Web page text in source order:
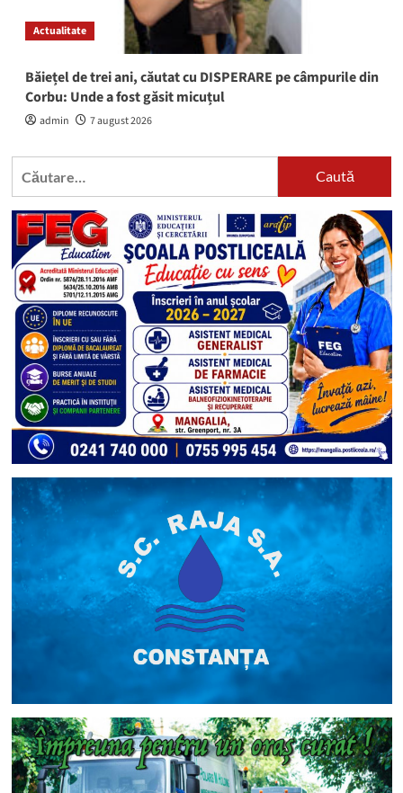
Actualitate
Băiețel de trei ani, căutat cu DISPERARE pe câmpurile din
Corbu: Unde a fost găsit micuțul
admin 7 august 2026